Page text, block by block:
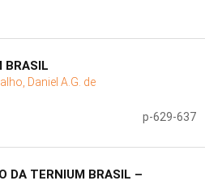
BRASIL
Daniel A.G. de
p-629-637
DA TERNIUM BRASIL –